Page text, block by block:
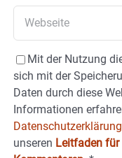
Mit der Nutzung
sich mit der
Daten durch diese
Informationen
unseren Leitfaden